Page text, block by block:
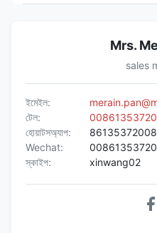
Mrs.
sales
ইমেইল:
টেল:
হোয়াটসঅ্যাপ:
Wechat:
স্কাইপ:
xinwang02